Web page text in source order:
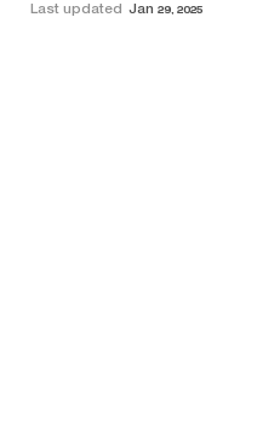
Last updated Jan 29, 2025